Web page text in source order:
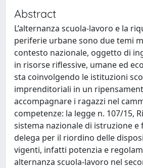
Abstract
L’alternanza scuola-lavoro e la
periferie urbane sono due temi
contesto nazionale, oggetto di
in risorse riflessive, umane ed
sta coinvolgendo le istituzioni
imprenditoriali in un
accompagnare i ragazzi nel
competenze: la legge n. 107/15,
sistema nazionale di istruzione e
delega per il riordino delle
vigenti, infatti potenzia e
alternanza scuola-lavoro nel